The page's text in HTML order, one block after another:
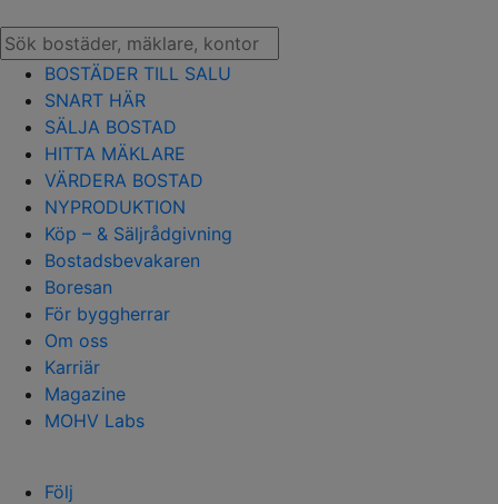
BOSTÄDER TILL SALU
SNART HÄR
SÄLJA BOSTAD
HITTA MÄKLARE
VÄRDERA BOSTAD
NYPRODUKTION
Köp – & Säljrådgivning
Bostadsbevakaren
Boresan
För byggherrar
Om oss
Karriär
Magazine
MOHV Labs
Följ